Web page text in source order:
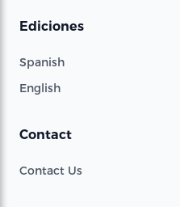
Ediciones
Spanish
English
Contact
Contact Us